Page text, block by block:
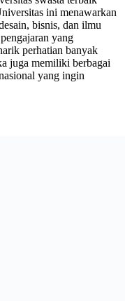
ini menawarkan
bisnis, dan ilmu
yang
perhatian banyak
juga memiliki berbagai
yang ingin